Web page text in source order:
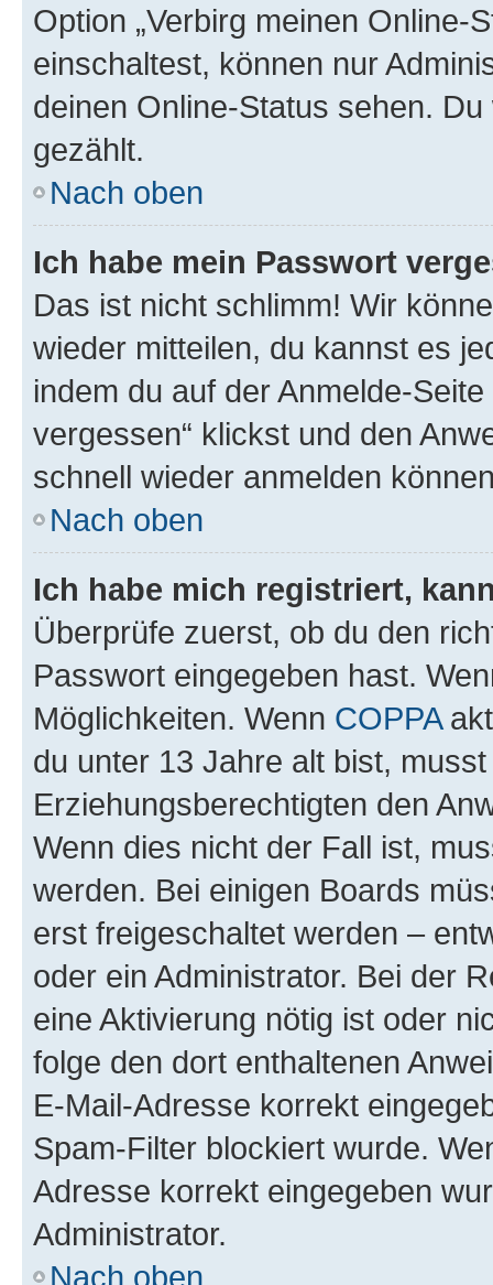
Option „Verbirg meinen Online-
einschaltest, können nur
deinen Online-Status sehen.
gezählt.
Nach oben
Ich habe mein Passwort
Das ist nicht schlimm! Wir
wieder mitteilen, du kannst es
indem du auf der Anmelde-
vergessen“ klickst und den
schnell wieder anmelden
Nach oben
Ich habe mich registriert,
Überprüfe zuerst, ob du den
Passwort eingegeben hast.
Möglichkeiten. Wenn COPPA
du unter 13 Jahre alt bist,
Erziehungsberechtigten den
Wenn dies nicht der Fall ist,
werden. Bei einigen Boards
erst freigeschaltet werden –
oder ein Administrator. Bei der
eine Aktivierung nötig ist oder
folge den dort enthaltenen
E-Mail-Adresse korrekt
Spam-Filter blockiert wurde.
Adresse korrekt eingegeben
Administrator.
Nach oben